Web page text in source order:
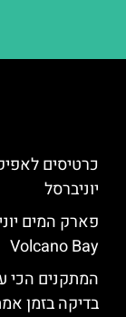
כרטיסים
יוניברסל
Volcano Bay
המתקנים הכי
בדיקה בזמן